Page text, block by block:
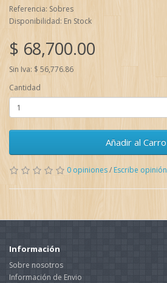
Referencia: Sobres
Disponibilidad: En Stock
$ 68,700.00
Sin Iva: $ 56,776.86
Cantidad
Añadir al Carro
0 opiniones/ Escribe opinión
Información
Sobre nosotros
Información de Envio